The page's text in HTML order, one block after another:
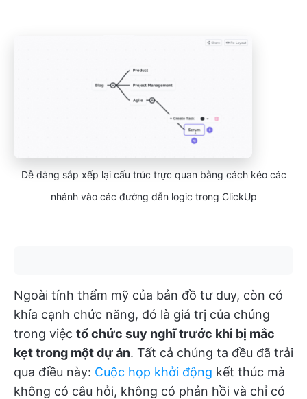
Dễ dàng sắp xếp lại cấu trúc trực quan bằng cách kéo các
nhánh vào các đường dẫn logic trong ClickUp
Ngoài tính thẩm mỹ của bản đồ tư duy, còn có
khía cạnh chức năng, đó là giá trị của chúng
trong việc tổ chức suy nghĩ trước khi bị mắc
kẹt trong một dự án. Tất cả chúng ta đều đã trải
qua điều này: Cuộc họp khởi động kết thúc mà
không có câu hỏi, không có phản hồi và chỉ có